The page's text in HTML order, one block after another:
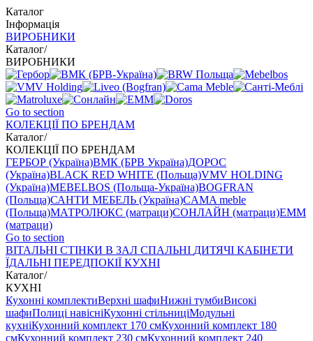
Каталог
Інформація
ВИРОБНИКИ
Каталог/
ВИРОБНИКИ
Go to section
КОЛЕКЦІЇ ПО БРЕНДАМ
Каталог/
КОЛЕКЦІЇ ПО БРЕНДАМ
ГЕРБОР (Україна)ВМК (БРВ Україна)ДОРОС
(Україна)BLACK RED WHITE (Польща)VMV HOLDING
(Україна)MEBELBOS (Польща-Україна)BOGFRAN
(Польща)САНТИ МЕБЕЛЬ (Україна)CAMA meble
(Польща)МАТРОЛЮКС (матраци)СОНЛАЙН (матраци)EMM
(матраци)
Go to section
ВIТАЛЬНI СТІНКИ В ЗАЛ СПАЛЬНІ ДИТЯЧІ КАБІНЕТИ
ЇДАЛЬНI ПЕРЕДПОКІЇ КУХНІ
Каталог/
КУХНІ
Кухонні комплектиВерхні шафиНижні тумбиВисокі
шафиПолиці навісніКухонні стільниціМодульні
кухніКухонний комплект 170 смКухонний комплект 180
смКухонний комплект 230 смКухонний комплект 240